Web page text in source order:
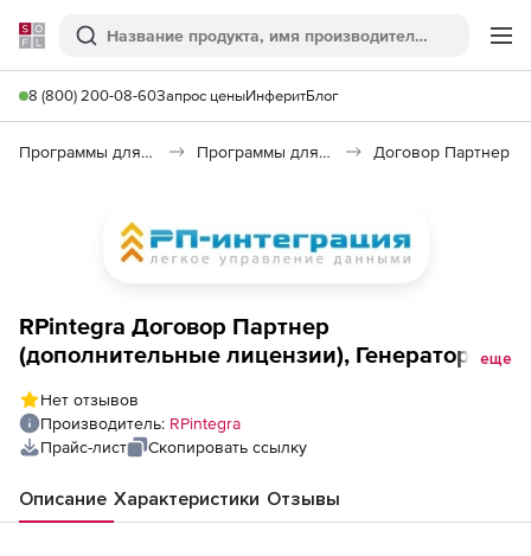
Softline
Поиск
8 (800) 200-08-60Запрос ценыИнферитБлог
Программы для программирования Программы для разработки ПО Договор Партнер
RPintegra Договор Партнер
(дополнительные лицензии), Генератор
еще
Нет отзывов
Производитель: RPintegra
Прайс-лист
Скопировать ссылку
Описание Характеристики Отзывы